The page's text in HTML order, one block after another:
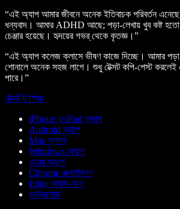
“এই অ্যাপ আমার জীবনে অনেক ইতিবাচক পরিবর্তন এনেছে।
ধন্যবাদ। আমার ADHD আছে; পড়া-লেখায় খুব কষ্ট
চেঞ্জার হয়েছে। হৃদয়ের গভর্ থেকে কৃতজ্ঞ।”
“এই অ্যাপ কলেজ ক্লাসে ভীষণ কাজে দিচ্ছে। আমার
শোনালে অনেক সহজ লাগে। শুধু টেক্সট কপি-পেস্ট করলেই
পারে।”
টেক্সট টু স্পিচ
iPhone ও iPad অ্যাপ
Android অ্যাপ
Mac অ্যাপ
Windows অ্যাপ
ওয়েব অ্যাপ
Chrome এক্সটেনশন
Edge অ্যাড-অন
ডাউনলোড